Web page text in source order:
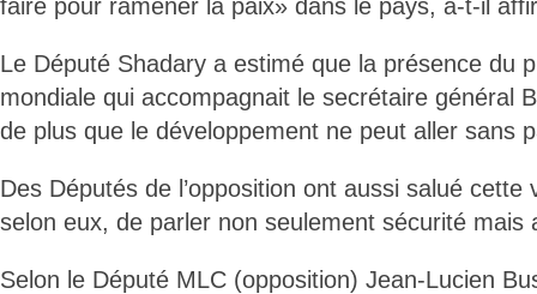
faire pour ramener la paix» dans le pays, a-t-il
Le Député Shadary a estimé que la présence du
mondiale qui accompagnait le secrétaire général
de plus que le développement ne peut aller sans
Des Députés de l’opposition ont aussi salué cette
selon eux, de parler non seulement sécurité mais
Selon le Député MLC (opposition) Jean-Lucien